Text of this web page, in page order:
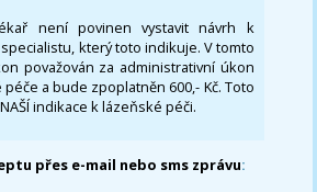
není povinen vystavit návrh k
který toto indikuje. V tomto
považován za administrativní úkon
a bude zpoplatněn 600,- Kč. Toto
indikace k lázeňské péči.
přes e-mail nebo sms zprávu: